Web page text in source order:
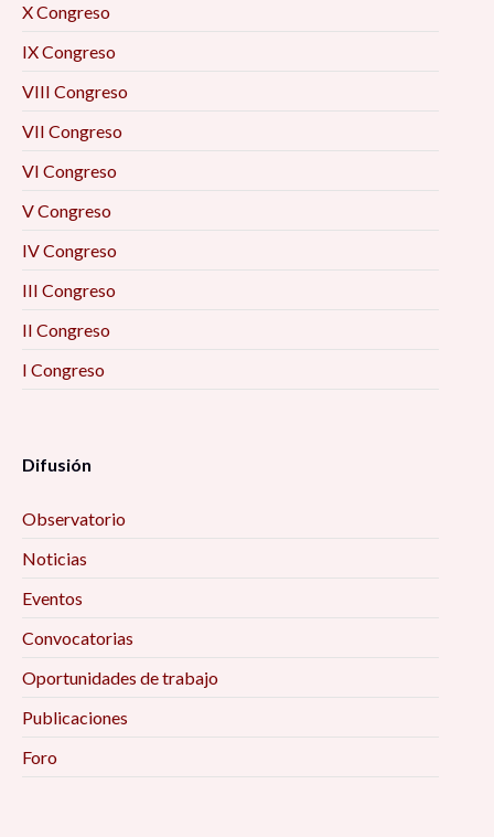
X Congreso
IX Congreso
VIII Congreso
VII Congreso
VI Congreso
V Congreso
IV Congreso
III Congreso
II Congreso
I Congreso
Difusión
Observatorio
Noticias
Eventos
Convocatorias
Oportunidades de trabajo
Publicaciones
Foro